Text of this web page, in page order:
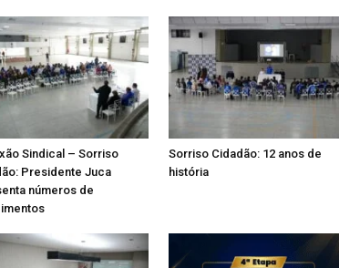
Sindical – Sorriso
Presidente Juca
números de
Sorriso Cidadão: 12 anos de
história